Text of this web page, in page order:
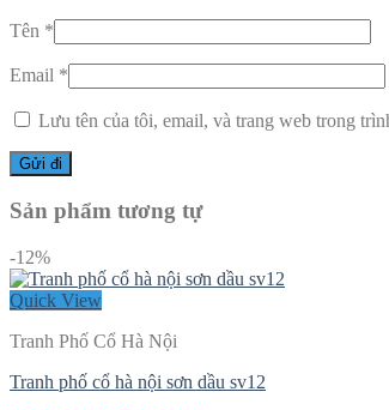
Tên *
Email *
Lưu tên của tôi, email, và trang web trong
Sản phẩm tương tự
-12%
Quick View
Tranh Phố Cổ Hà Nội
Tranh phố cổ hà nội sơn dầu sv12